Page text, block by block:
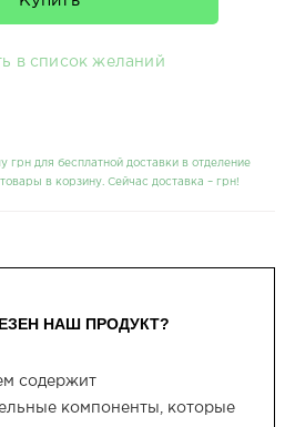
в список желаний
грн для бесплатной доставки в отделение
в корзину. Сейчас доставка – грн!
НАШ ПРОДУКТ?
содержит
компоненты, которые